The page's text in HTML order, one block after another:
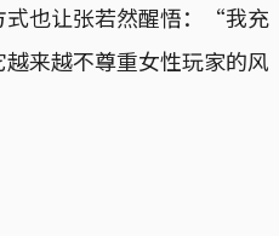
式也让张若然醒悟：“我充
来越不尊重女性玩家的风